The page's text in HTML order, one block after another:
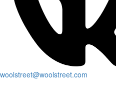
woolstreet@woolstreet.com